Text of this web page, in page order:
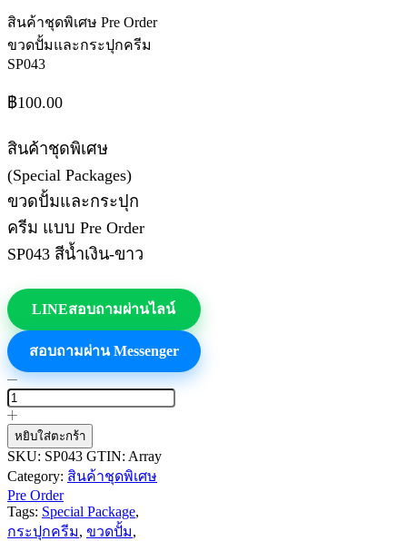
สินค้าชุดพิเศษ Pre Order
ขวดปั้มและกระปุกครีม
SP043
฿100.00
สินค้าชุดพิเศษ
(Special Packages)
ขวดปั้มและกระปุก
ครีม แบบ Pre Order
SP043 สีน้ำเงิน-ขาว
LINEสอบถามผ่านไลน์
สอบถามผ่าน Messenger
จำนวน
สินค้า
ชุด
พิเศษ
Pre
Order
ขวด
ปั้ม
หยิบใส่ตะกร้า
SKU: SP043 GTIN: Array
Category: สินค้าชุดพิเศษ
Pre Order
Tags: Special Package,
กระปุกครีม, ขวดปั้ม,